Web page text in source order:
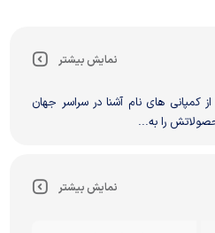
نمایش بیشتر
ژانومه مدل 2950 یکی از کمپانی های نام آشنا در سراسر جهان
را به...
نمایش بیشتر